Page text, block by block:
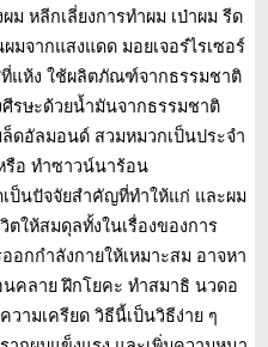
หลีกเลี่ยงการทำผม เป่าผม รีด
มจากแสงแดด มอยเจอร๋ไรเซอร์
แห้ง ใช้ผลิตภัณฑ์จากธรรมชาติ
รษะด้วยน้ำมันจากธรรมชาติ
ดอัลมอนด์ สวมหมวกเป็นประจำ
รือ ทำซาวน์นาร้อน
เป็นปัจจัยสำคัญที่ทำให้แก่ และผม
ให้สมดุลทั้งในเรื่องของการ
อกกำลังกายให้เหมาะสม อาจหา
นคลาย ฝึกโยคะ ทำสมาธิ นวดอ
ามเครียด วิธีนี้เป็นวิธีง่าย ๆ